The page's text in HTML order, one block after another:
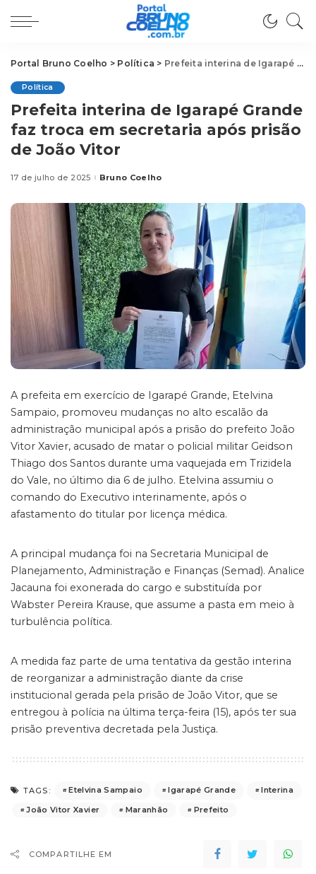
Portal Bruno Coelho > Política > Prefeita interina de Igarapé Grande faz troca em secretaria após prisão de João Vitor
Política
Prefeita interina de Igarapé Grande
faz troca em secretaria após prisão
de João Vitor
17 de julho de 2025Posted
Bruno Coelho
A prefeita em exercício de Igarapé Grande, Etelvina
Sampaio, promoveu mudanças no alto escalão da
administração municipal após a prisão do prefeito João
Vitor Xavier, acusado de matar o policial militar Geidson
Thiago dos Santos durante uma vaquejada em Trizidela
do Vale, no último dia 6 de julho. Etelvina assumiu o
comando do Executivo interinamente, após o
afastamento do titular por licença médica.
A principal mudança foi na Secretaria Municipal de
Planejamento, Administração e Finanças (Semad). Analice
Jacauna foi exonerada do cargo e substituída por
Wabster Pereira Krause, que assume a pasta em meio à
turbulência política.
A medida faz parte de uma tentativa da gestão interina
de reorganizar a administração diante da crise
institucional gerada pela prisão de João Vitor, que se
entregou à polícia na última terça-feira (15), após ter sua
prisão preventiva decretada pela Justiça.
TAGS: Etelvina Sampaio Igarapé Grande
Interina
João Vitor Xavier
Maranhão Prefeito
COMPARTILHE EM